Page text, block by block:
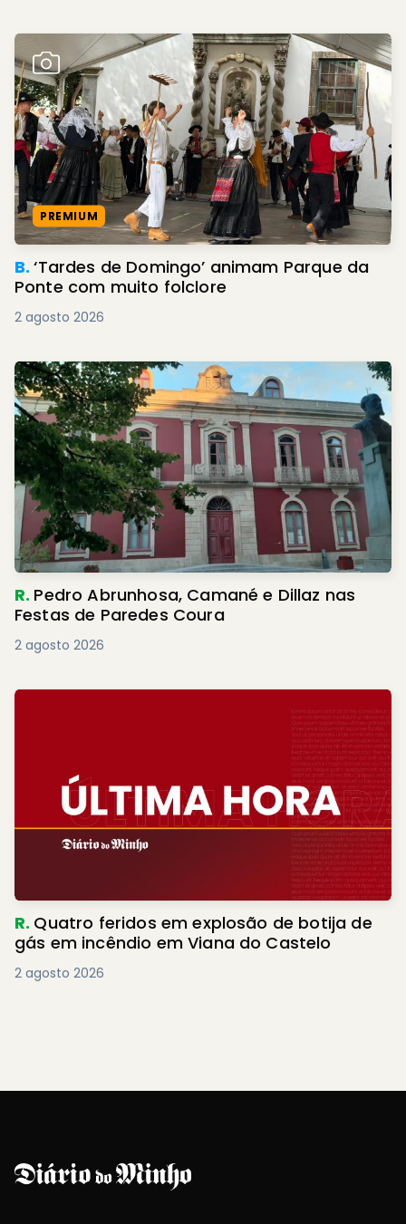
PREMIUM
B.‘Tardes de Domingo’ animam Parque da
Ponte com muito folclore
2 agosto 2026
R. Pedro Abrunhosa, Camané e Dillaz nas
Festas de Paredes Coura
2 agosto 2026
R. Quatro feridos em explosão de botija de
gás em incêndio em Viana do Castelo
2 agosto 2026